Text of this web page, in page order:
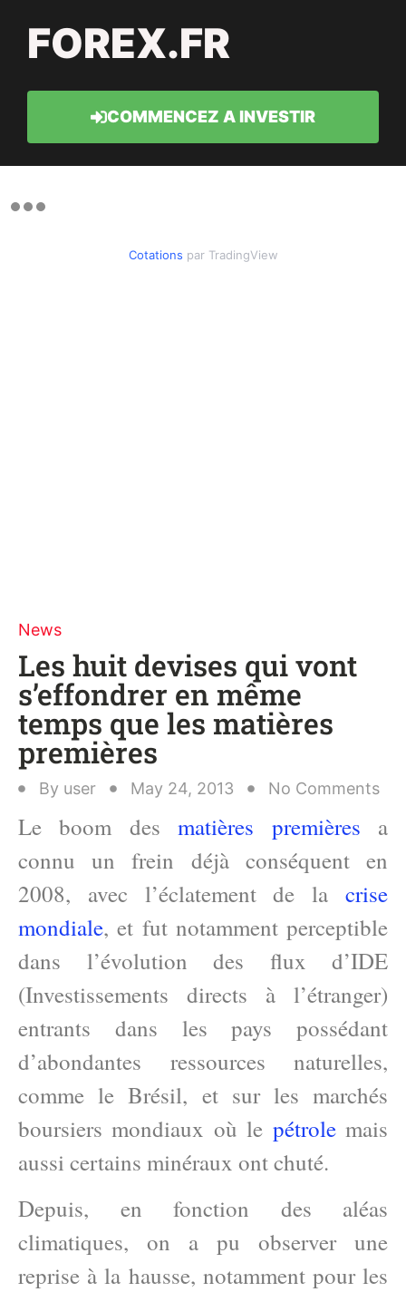
FOREX.FR
COMMENCEZ A INVESTIR
Cotations par TradingView
News
Les huit devises qui vont
s’effondrer en même
temps que les matières
premières
By user May 24, 2013 No Comments
Le boom desmatières premières a
connu un frein déjà conséquent en
2008, avec l’éclatement de la crise
mondiale, et fut notamment perceptible
dans l’évolution des flux d’IDE
(Investissements directs à l’étranger)
entrants dans les pays possédant
d’abondantes ressources naturelles,
comme le Brésil, et sur les marchés
boursiers mondiaux où le pétrolemais
aussi certains minéraux ont chuté.
Depuis, en fonction des aléas
climatiques, on a pu observer une
reprise à la hausse, notamment pour les